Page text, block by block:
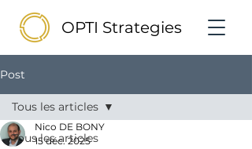
OPTI Strategies
Post
Tous les articles
Tous les articles
Nico DE BONY
15 déc. 2025